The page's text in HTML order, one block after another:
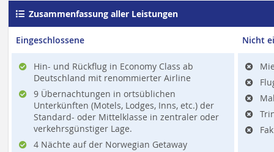
Zusammenfassung aller Leistungen
Eingeschlossene
Hin- und Rückflug in Economy Class ab
Deutschland mit renommierter Airline
9 Übernachtungen in ortsüblichen
Unterkünften (Motels, Lodges, Inns, etc.) der
Standard- oder Mittelklasse in zentraler oder
verkehrsgünstiger Lage.
4 Nächte auf der Norwegian Getaway
Nicht